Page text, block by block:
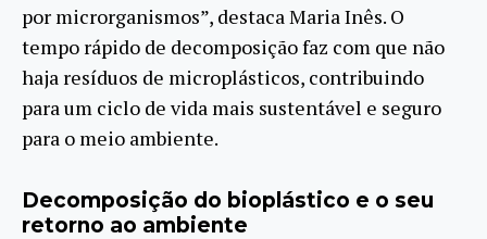
por microrganismos”, destaca Maria Inês. O
tempo rápido de decomposição faz com que não
haja resíduos de microplásticos, contribuindo
para um ciclo de vida mais sustentável e seguro
para o meio ambiente.
Decomposição do bioplástico e o seu
retorno ao ambiente